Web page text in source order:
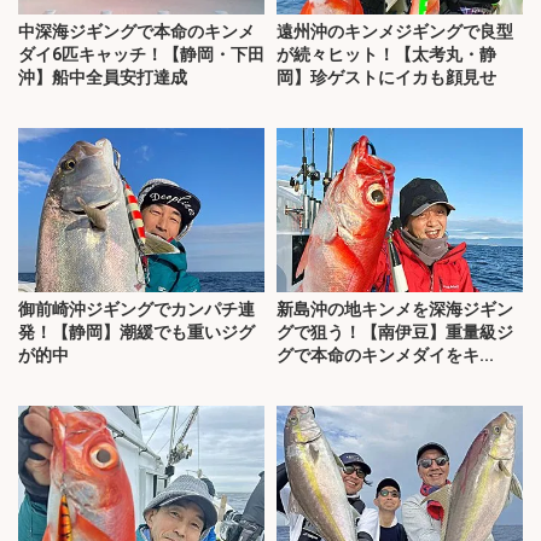
中深海ジギングで本命のキンメ
ダイ6匹キャッチ！【静岡・下田
沖】船中全員安打達成
遠州沖のキンメジギングで良型
が続々ヒット！【太考丸・静
岡】珍ゲストにイカも顔見せ
御前崎沖ジギングでカンパチ連
発！【静岡】潮緩でも重いジグ
が的中
新島沖の地キンメを深海ジギン
グで狙う！【南伊豆】重量級ジ
グで本命のキンメダイをキ...